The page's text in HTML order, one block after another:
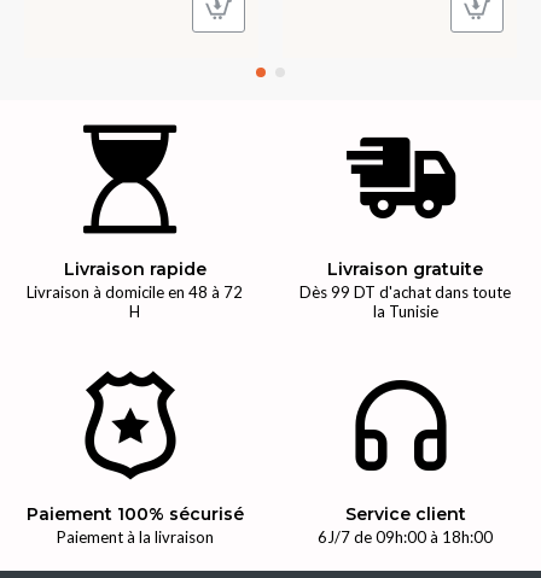
Livraison rapide
Livraison à domicile en 48 à 72
H
Livraison gratuite
Dès 99 DT d'achat dans toute
la Tunisie
Paiement 100% sécurisé
Paiement à la livraison
Service client
6J/7 de 09h:00 à 18h:00